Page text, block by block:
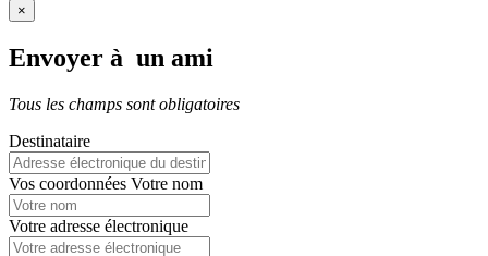
×
Envoyer à un ami
Tous les champs sont obligatoires
Destinataire
Vos coordonnées Votre nom
Votre adresse électronique